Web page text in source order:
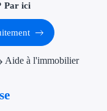
Thématiques
Financement
Par ici
Aide à l'immobilier